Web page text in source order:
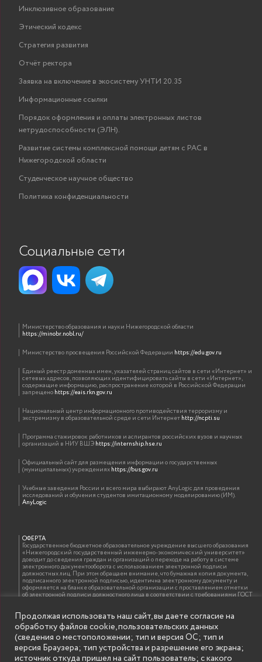
Инклюзивное образование
Этический кодекс
Стратегия развития
Отчёт ректора
Заявка на включение в экосистему УНТИ 20.35
Информационные ссылки
Порядок оформления и оплаты электронных листов
нетрудоспособности (ЭЛН).
Развитие системы комплексной помощи детям с РАС в
Нижегородской области
Студенческое научное общество
Политика конфиденциальности
Социальные сети
Министерство образования и науки Нижегородской области
https://minobr.nobl.ru/
Министерство просвещения Российской Федерации https://edu.gov.ru
Единый реестр доменных имен, указателей страниц сайтов в сети «Интернет» и
сетевых адресов, позволяющих идентифицировать сайты в сети «Интернет»,
содержащие информацию, распространение которой в Российской Федерации
запрещеноhttps://eais.rkn.gov.ru
Национальный центр информационного противодействия терроризму и
экстремизму в образовательной среде и сети Интернетhttp://ncpti.su
Программа стажировок работников и аспирантов российских вузов и научных
организаций в НИУ ВШЭhttps://internship.hse.ru
Официальный сайт для размещения информации о государственных
(муниципальных) учрежденияхhttps://bus.gov.ru
Учебные заведения России и всего мира выбирают AnyLogic для проведения
исследований и обучения студентов имитационному моделированию (ИМ).
AnyLogic
ОФЕРТА
Государственное бюджетное образовательное учреждение высшего образования
«Нижегородский государственный инженерно-экономический университет»
доводит до сведения граждан и организаций о переходе на работу в системе
электронного документооборота с использованием электронной подписи
должностных лиц. При этом обращаем внимание, что бумажная копия документа,
подписанного электронной подписью, идентична электронному документу и
оформляется на бланке образовательной организации с проставлением отметки
об электронной подписи должностного лица в соответствии с требованиями ГОСТ
ИНФОРМАЦИЯ ДЛЯ ПРАВООБЛАДАТЕЛЕЙ
Все права на аудио и видео материалы, представленные на нашем сайте
принадлежат их законным владельцам и предназначены только для ознакомления.
Продолжая использовать наш сайт, вы даете согласие на
обработку файлов cookie, пользовательских данных
(сведения о местоположении; тип и версия ОС; тип и
версия Браузера; тип устройства и разрешение его экрана;
источник откуда пришел на сайт пользователь; с какого